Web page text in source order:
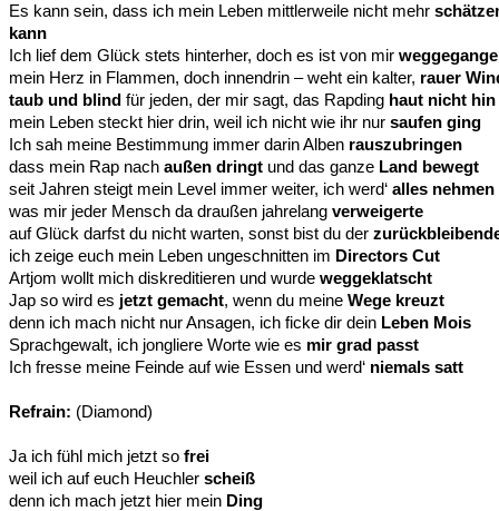
Es kann sein, dass ich mein Leben mittlerweile nicht mehr
kann
Ich lief dem Glück stets hinterher, doch es ist von mir
mein Herz in Flammen, doch innendrin – weht ein kalter, rauer
taub und blind für jeden, der mir sagt, das Rapding haut nicht hin
mein Leben steckt hier drin, weil ich nicht wie ihr nur saufen ging
Ich sah meine Bestimmung immer darin Alben rauszubringen
dass mein Rap nach außen dringt und das ganze Land bewegt
seit Jahren steigt mein Level immer weiter, ich werd‘ alles nehmen
was mir jeder Mensch da draußen jahrelang verweigerte
auf Glück darfst du nicht warten, sonst bist du der
ich zeige euch mein Leben ungeschnitten im Directors Cut
Artjom wollt mich diskreditieren und wurde weggeklatscht
Jap so wird es jetzt gemacht, wenn du meine Wege kreuzt
denn ich mach nicht nur Ansagen, ich ficke dir dein Leben Mois
Sprachgewalt, ich jongliere Worte wie es mir grad passt
Ich fresse meine Feinde auf wie Essen und werd‘ niemals satt
Refrain: (Diamond)
Ja ich fühl mich jetzt so frei
weil ich auf euch Heuchler scheiß
denn ich mach jetzt hier mein Ding